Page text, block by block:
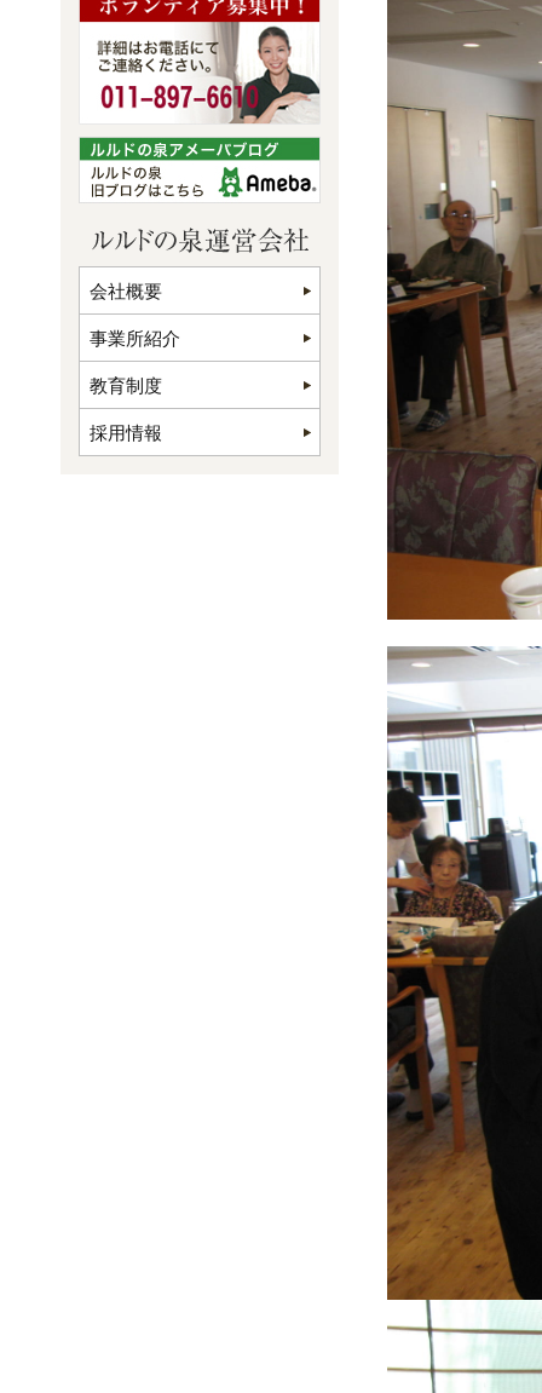
会社概要
事業所紹介
教育制度
採用情報